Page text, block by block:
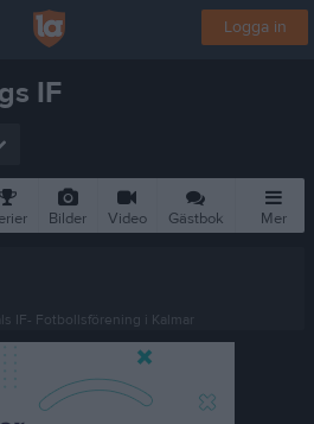
Logga in
IF
Bilder Video Gästbok Mer
IF- Fotbollsförening i Kalmar